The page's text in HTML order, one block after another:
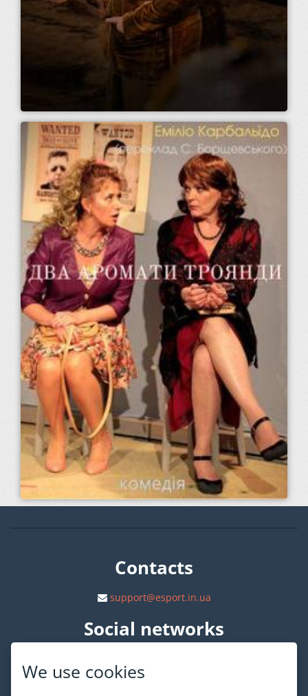
We use cookies
Contacts
support@esport.in.ua
Social networks